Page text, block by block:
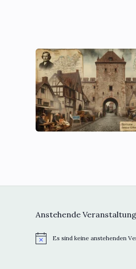
Anstehende
H
Es sind keine anstehenden